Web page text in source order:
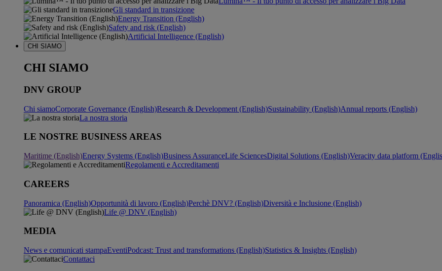
Gli standard in transizione
Energy Transition (English)
Safety and risk (English)
Artificial Intelligence (English)
CHI SIAMO
CHI SIAMO
DNV GROUP
Chi siamoCorporate Governance (English)Research & Development (English)Sustainability (English)Annual reports (English)
La nostra storia
LE NOSTRE BUSINESS AREAS
Maritime (English)Energy Systems (English)Business AssuranceLife SciencesDigital Solutions (English)Veracity data platform
Regolamenti e Accreditamenti
CAREERS
Panoramica (English)Opportunità di lavoro (English)Perchè DNV? (English)Diversità e Inclusione (English)
Life @ DNV (English)
MEDIA
News e comunicati stampaEventiPodcast: Trust and transformations (English)Statistics & Insights (English)
Contattaci